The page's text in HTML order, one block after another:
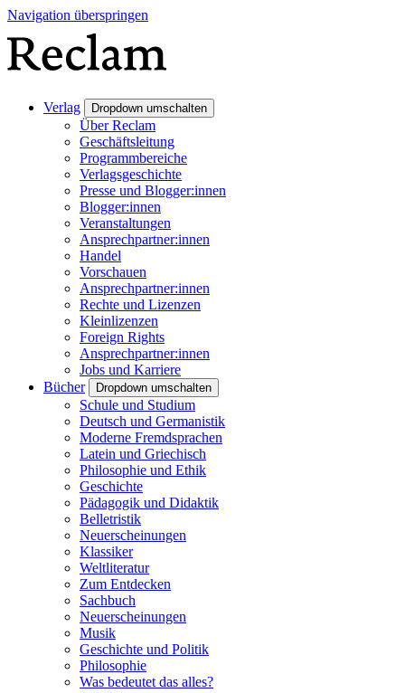
Navigation überspringen
Verlag Dropdown umschalten
Über Reclam
Geschäftsleitung
Programmbereiche
Verlagsgeschichte
Presse und Blogger:innen
Blogger:innen
Veranstaltungen
Ansprechpartner:innen
Handel
Vorschauen
Ansprechpartner:innen
Rechte und Lizenzen
Kleinlizenzen
Foreign Rights
Ansprechpartner:innen
Jobs und Karriere
Bücher
Dropdown umschalten
Schule und Studium
Deutsch und Germanistik
Moderne Fremdsprachen
Latein und Griechisch
Philosophie und Ethik
Geschichte
Pädagogik und Didaktik
Belletristik
Neuerscheinungen
Klassiker
Weltliteratur
Zum Entdecken
Sachbuch
Neuerscheinungen
Musik
Geschichte und Politik
Philosophie
Was bedeutet das alles?